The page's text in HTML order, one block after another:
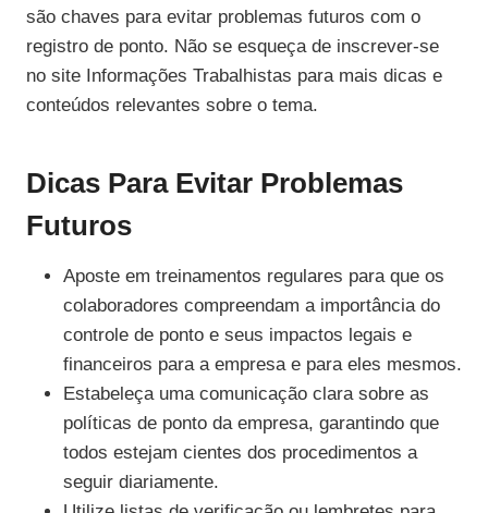
são chaves para evitar problemas futuros com o
registro de ponto. Não se esqueça de inscrever-se
no site Informações Trabalhistas para mais dicas e
conteúdos relevantes sobre o tema.
Dicas Para Evitar Problemas
Futuros
Aposte em treinamentos regulares para que os
colaboradores compreendam a importância do
controle de ponto e seus impactos legais e
financeiros para a empresa e para eles mesmos.
Estabeleça uma comunicação clara sobre as
políticas de ponto da empresa, garantindo que
todos estejam cientes dos procedimentos a
seguir diariamente.